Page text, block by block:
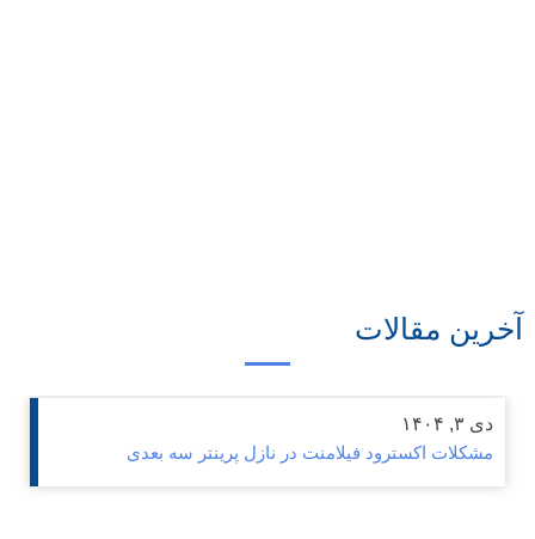
مقالات
اکسترود فیلامنت در نازل پرینتر سه بعدی